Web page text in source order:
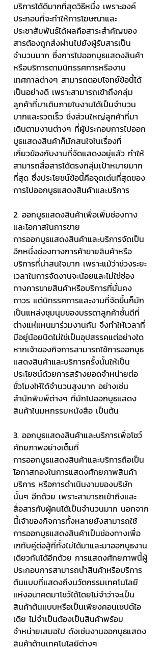
บริการได้ดีมากที่สุดวิธีหนึ่ง เพราะองค์
ประกอบที่จะทำให้การโฆษณาและ
ประชาสัมพันธ์ได้ผลคือสาระสำคัญของ
สารต้องถูกส่งผ่านไปยังผู้รับสารเป็น
จำนวนมาก ซึ่งการไปออกบูธแสดงสินค้า
หรือบริการตามนิทรรศการหรืองาน
เทศกาลต่างๆ สามารถตอบโจทย์ข้อนี้ได้
เป็นอย่างดี เพราะสามารถเข้าถึงกลุ่ม
ลูกค้าที่มาเดินภายในงานได้เป็นจำนวน
มากและรวดเร็ว ซึ่งส่วนใหญ่ลูกค้าที่มา
เดินตามงานต่างๆ ที่ผู้ประกอบการไปออก
บูธแสดงสินค้าก็มักสนใจในเรื่องที่
เกี่ยวข้องกับงานที่จัดแสดงอยู่แล้ว ทำให้
สามารถสื่อสารได้ตรงกลุ่มเป้าหมายมาก
ที่สุด ซึ่งประโยชน์ข้อนี้คือจุดเด่นที่สุดของ
การไปออกบูธแสดงสินค้าและบริการ
2. ออกบูธแสดงสินค้าเพื่อเพิ่มช่องทาง
และโอกาสในการขาย
การออกบูธแสดงสินค้าและบริการจัดเป็น
อีกหนึ่งช่องทางการค้าขายสินค้าหรือ
บริการที่น่าสนใจมาก เพราะแม้ว่าช่วงระยะ
เวลาในการจัดงานจะน้อยและไม่ใช่ช่อง
ทางการขายสินค้าหรือบริการที่มั่นคง
ถาวร แต่นิทรรศการและงานที่จัดขึ้นก็มัก
เป็นแหล่งชุมนุมของบรรดาลูกค้าชั้นดีที่
ต่างแห่แหนมาร่วมงานกัน จึงทำให้เวลาที่
มีอยู่น้อยนิดไม่ใช่เป็นอุปสรรคแต่อย่างใด
หากเจ้าของกิจการสามารถใช้การออกบูธ
แสดงสินค้าและบริการครั้งนั้นให้เป็น
ประโยชน์ด้วยการสร้างยอดจำหน่ายต่อ
ชั่วโมงให้ได้จำนวนสูงมาก อย่างเช่น
สำนักพิมพ์ต่างๆ ที่มักไปออกบูธแสดง
สินค้าในมหกรรมหนังสือ เป็นต้น
3. ออกบูธแสดงสินค้าและบริการเพื่อโชว์
ศักยภาพอย่างเต็มที่
การออกบูธแสดงสินค้าและบริการถือเป็น
โอกาสทองในการแสดงศักยภาพสินค้า
บริการ หรือการดำเนินงานของบริษัท
นั้นๆ อีกด้วย เพราะสามารถเข้าถึงและ
สื่อสารกับผู้คนได้เป็นจำนวนมาก นอกจาก
นี้เจ้าของกิจการทั้งหลายยังสามารถใช้
การออกบูธแสดงสินค้าเป็นช่องทางเพื่อ
เกทับคู่ต่อสู้ที่ทั้งไม่ได้มาและมาออกบูธงาน
เดียวกันได้อีกด้วย การแสดงศักยภาพนี้ผู้
ประกอบการสามารถนำสินค้าหรือบริการ
ต้นแบบที่แสดงถึงนวัตกรรมเทคโนโลยี
แห่งอนาคตมาโชว์ได้โดยไม่จำว่าจะเป็น
สินค้าต้นแบบหรือเป็นเพียงคอนเซปต์ไอ
เดีย ไม่จำเป็นต้องเป็นสินค้าพร้อม
จำหน่ายเสมอไป ดังเช่นงานออกบูธแสดง
สินค้าด้านเทคโนโลยีต่างๆ